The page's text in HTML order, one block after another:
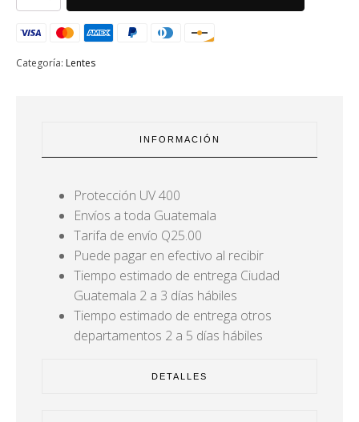
lente
rojo
Categoría: Lentes
INFORMACIÓN
Protección UV 400
Envíos a toda Guatemala
Tarifa de envío Q25.00
Puede pagar en efectivo al recibir
Tiempo estimado de entrega Ciudad
Guatemala 2 a 3 días hábiles
Tiempo estimado de entrega otros
departamentos 2 a 5 días hábiles
DETALLES